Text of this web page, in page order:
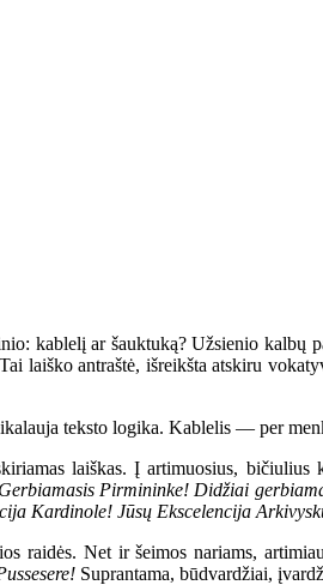
kablelį ar šauktuką? Užsienio kalbų
laiško antraštė, išreikšta atskiru
teksto logika. Kablelis — per
laiškas. Į artimuosius, bičiulius
Gerbiamasis Pirmininke! Didžiai
Kardinole! Jūsų Ekscelencija
Net ir šeimos nariams,
Suprantama, būdvardžiai,